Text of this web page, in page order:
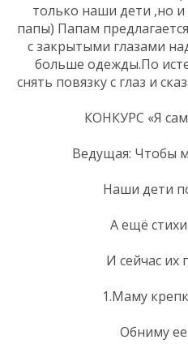
только наши дети ,но
папы) Папам
с закрытыми глазами
больше одежды.По
снять повязку с глаз и
КОНКУРС «Я
Ведущая: Чтобы
Наши дети
А ещё
И сейчас их
1.Маму
Обниму